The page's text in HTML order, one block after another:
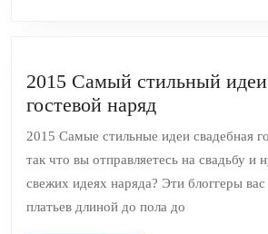
2015 Самый стильный
гостевой наряд2015
стильный
идеи
свадебный
гостевой
2015 Самые стильные идеи свадебная
так что вы отправляетесь на свадьбу и
свежих идеях наряда? Эти блоггеры
платьев длиной до пола до